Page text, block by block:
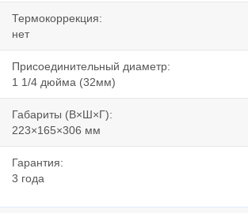
Термокоррекция:
нет
Присоединительный диаметр:
1 1/4 дюйма (32мм)
Габариты (В×Ш×Г):
223×165×306 мм
Гарантия:
3 года